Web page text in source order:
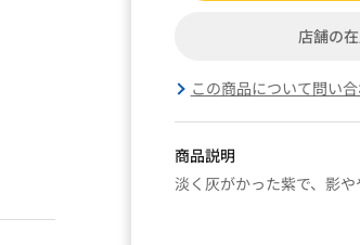
店舗の
この商品について問い
商品説明
淡く灰がかった紫で、影